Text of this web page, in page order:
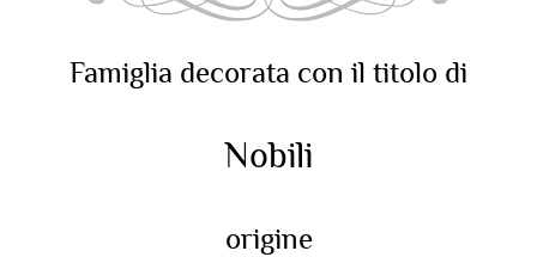
Famiglia decorata con il titolo di
Nobili
origine